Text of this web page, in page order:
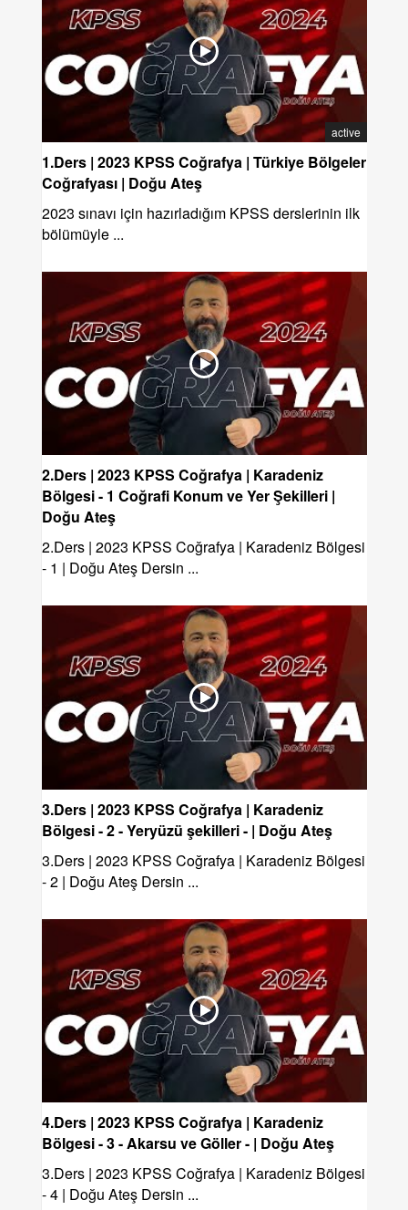
active
1.Ders | 2023 KPSS Coğrafya | Türkiye Bölgeler
Coğrafyası | Doğu Ateş
2023 sınavı için hazırladığım KPSS derslerinin ilk
bölümüyle ...
2.Ders | 2023 KPSS Coğrafya | Karadeniz
Bölgesi - 1 Coğrafi Konum ve Yer Şekilleri |
Doğu Ateş
2.Ders | 2023 KPSS Coğrafya | Karadeniz Bölgesi
- 1 | Doğu Ateş Dersin ...
3.Ders | 2023 KPSS Coğrafya | Karadeniz
Bölgesi - 2 - Yeryüzü şekilleri - | Doğu Ateş
3.Ders | 2023 KPSS Coğrafya | Karadeniz Bölgesi
- 2 | Doğu Ateş Dersin ...
4.Ders | 2023 KPSS Coğrafya | Karadeniz
Bölgesi - 3 - Akarsu ve Göller - | Doğu Ateş
3.Ders | 2023 KPSS Coğrafya | Karadeniz Bölgesi
- 4 | Doğu Ateş Dersin ...